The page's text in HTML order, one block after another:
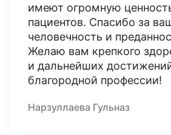
имеют огромную
пациентов. Спасибо за
человечность и
Желаю вам крепкого
и дальнейших
благородной профессии!
Нарзуллаева Гульназ